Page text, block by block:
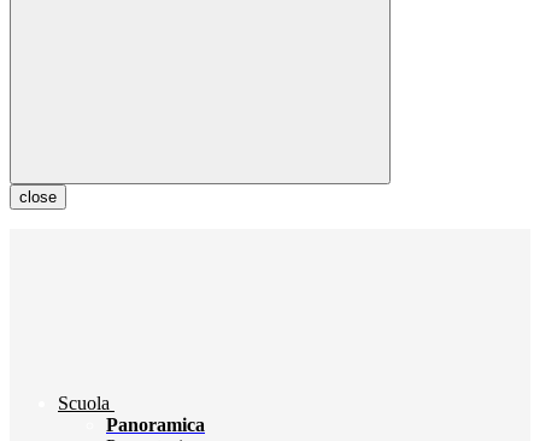
close
Scuola
Panoramica